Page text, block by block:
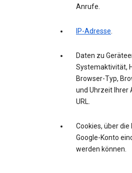
Anrufe.
IP-Adresse.
Daten zu
Systemaktivität,
Browser-Typ,
und Uhrzeit Ihrer
URL.
Cookies, über
Google-Konto
werden können.